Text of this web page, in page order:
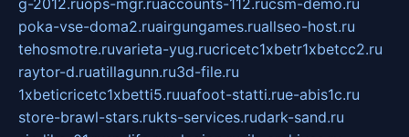
g-2012.ruops-mgr.ruaccounts-112.rucsm-demo.ru
poka-vse-doma2.ruairgungames.ruallseo-host.ru
tehosmotre.ruvarieta-yug.rucricetc1xbetr1xbetcc2.ru
raytor-d.ruatillagunn.ru3d-file.ru
1xbeticricetc1xbetti5.ruuafoot-statti.rue-abis1c.ru
store-brawl-stars.rukts-services.rudark-sand.ru